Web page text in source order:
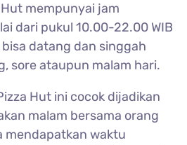
mempunyai jam
dari pukul 10.00-22.00 WIB
datang dan singgah
sore ataupun malam hari.
Hut ini cocok dijadikan
malam bersama orang
mendapatkan waktu